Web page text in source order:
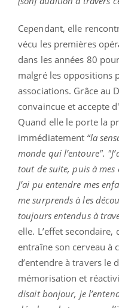
Cependant, elle
vécu les premières
dans les années 80
malgré les oppositions
associations. Grâce au
convaincue et accepte
Quand elle le porte la
immédiatement “la
monde qui l’entoure".
tout de suite, puis à mes
J’ai pu entendre mes
me surprends à les
toujours entendus à
elle. L’effet
entraîne son cerveau à
d’entendre à travers le
mémorisation et
disait bonjour, je